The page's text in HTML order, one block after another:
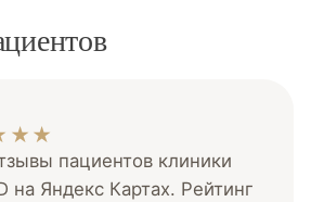
пациентов клиники
на Яндекс Картах. Рейтинг